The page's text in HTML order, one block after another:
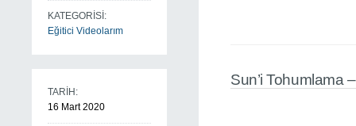
KATEGORİSİ:
Eğitici Videolarım
TARİH:
16 Mart 2020
Sun’i Tohumlama